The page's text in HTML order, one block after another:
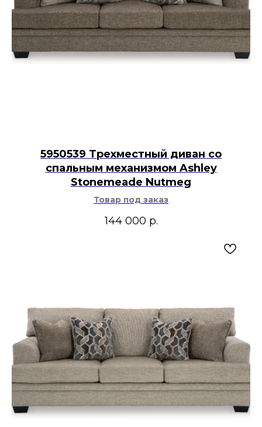
5950539 Трехместный диван со
спальным механизмом Ashley
Stonemeade Nutmeg
Товар под заказ
144 000 р.